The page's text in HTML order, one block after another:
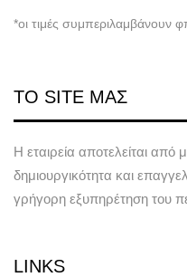
*οι τιμές συμπεριλαμβάνουν
ΤΟ SITE ΜΑΣ
Η εταιρεία αποτελείται
δημιουργικότητα και
γρήγορη εξυπηρέτηση του
LINKS